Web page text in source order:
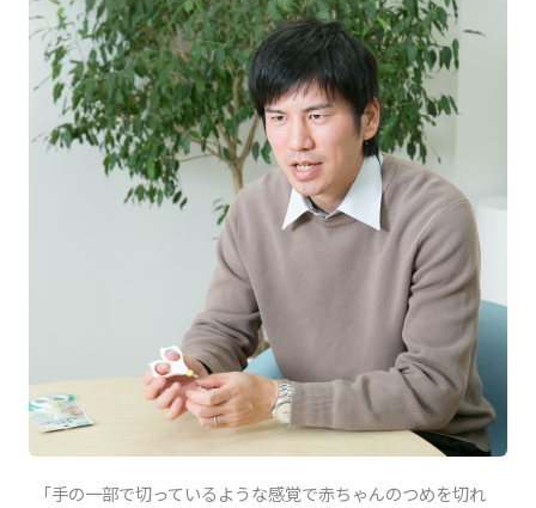
「手の一部で切っているような感覚で赤ちゃんのつめを切れ